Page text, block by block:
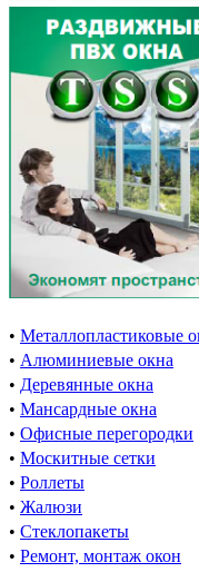
• Металлопластиковые
• Алюминиевые окна
• Деревянные окна
• Мансардные окна
• Офисные перегородки
• Москитные сетки
• Роллеты
• Жалюзи
• Стеклопакеты
• Ремонт, монтаж окон